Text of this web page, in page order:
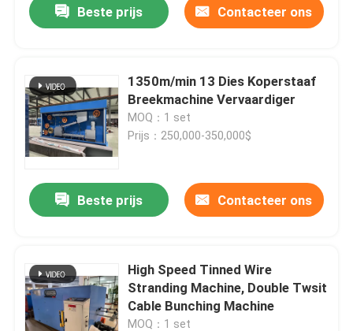
Beste prijs Contacteer ons
1350m/min 13 Dies Koperstaaf
Breekmachine Vervaardiger
MOQ：1 set
Prijs：250,000-350,000$
Beste prijs Contacteer ons
High Speed Tinned Wire
Stranding Machine, Double Twsit
Cable Bunching Machine
MOQ：1 set